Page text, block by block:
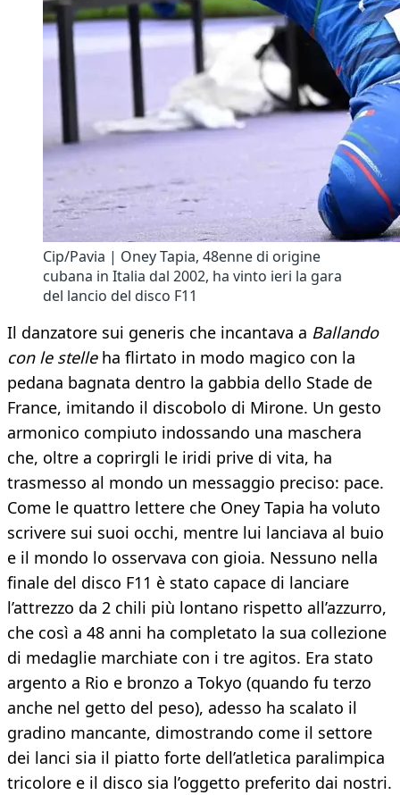
Cip/Pavia | Oney Tapia, 48enne di origine
cubana in Italia dal 2002, ha vinto ieri la gara
del lancio del disco F11
Il danzatore sui generis che incantava a Ballando
con le stelleha flirtato in modo magico con la
pedana bagnata dentro la gabbia dello Stade de
France, imitando il discobolo di Mirone. Un gesto
armonico compiuto indossando una maschera
che, oltre a coprirgli le iridi prive di vita, ha
trasmesso al mondo un messaggio preciso: pace.
Come le quattro lettere che Oney Tapia ha voluto
scrivere sui suoi occhi, mentre lui lanciava al buio
e il mondo lo osservava con gioia. Nessuno nella
finale del disco F11 è stato capace di lanciare
l’attrezzo da 2 chili più lontano rispetto all’azzurro,
che così a 48 anni ha completato la sua collezione
di medaglie marchiate con i tre agitos. Era stato
argento a Rio e bronzo a Tokyo (quando fu terzo
anche nel getto del peso), adesso ha scalato il
gradino mancante, dimostrando come il settore
dei lanci sia il piatto forte dell’atletica paralimpica
tricolore e il disco sia l’oggetto preferito dai nostri.